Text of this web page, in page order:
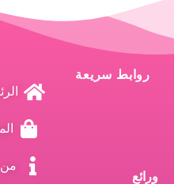
ورائع
روابط سريعة